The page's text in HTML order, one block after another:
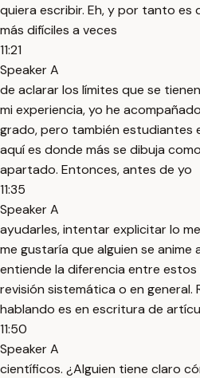
quiera escribir. Eh, y por tanto
más difíciles a veces
11:21
Speaker A
de aclarar los límites que se
mi experiencia, yo he
grado, pero también estudiantes
aquí es donde más se dibuja
apartado. Entonces, antes de yo
11:35
Speaker A
ayudarles, intentar explicitar lo
me gustaría que alguien se
entiende la diferencia entre
revisión sistemática o en general.
hablando es en escritura de
11:50
Speaker A
científicos. ¿Alguien tiene claro